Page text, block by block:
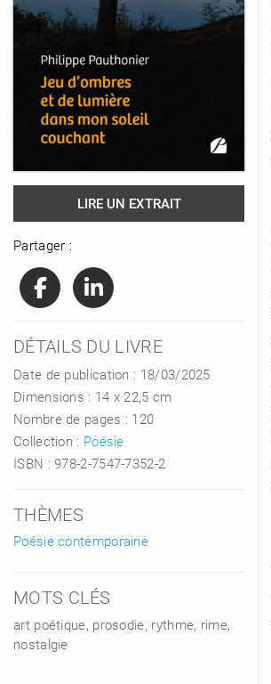
NOUVEAUTÉS
TOUT LE CATALOGUE
RENCONTRE AVEC…
REVUE DE PRESSE
LIRE UN EXTRAIT
Partager :
DÉTAILS DU LIVRE
Date de publication : 18/03/2025
Dimensions : 14 x 22,5 cm
Nombre de pages : 120
Collection : Poésie
ISBN :978-2-7547-7352-2
THÈMES
Poésie contemporaine
MOTS CLÉS
art poétique, prosodie, rythme, rime,
nostalgie